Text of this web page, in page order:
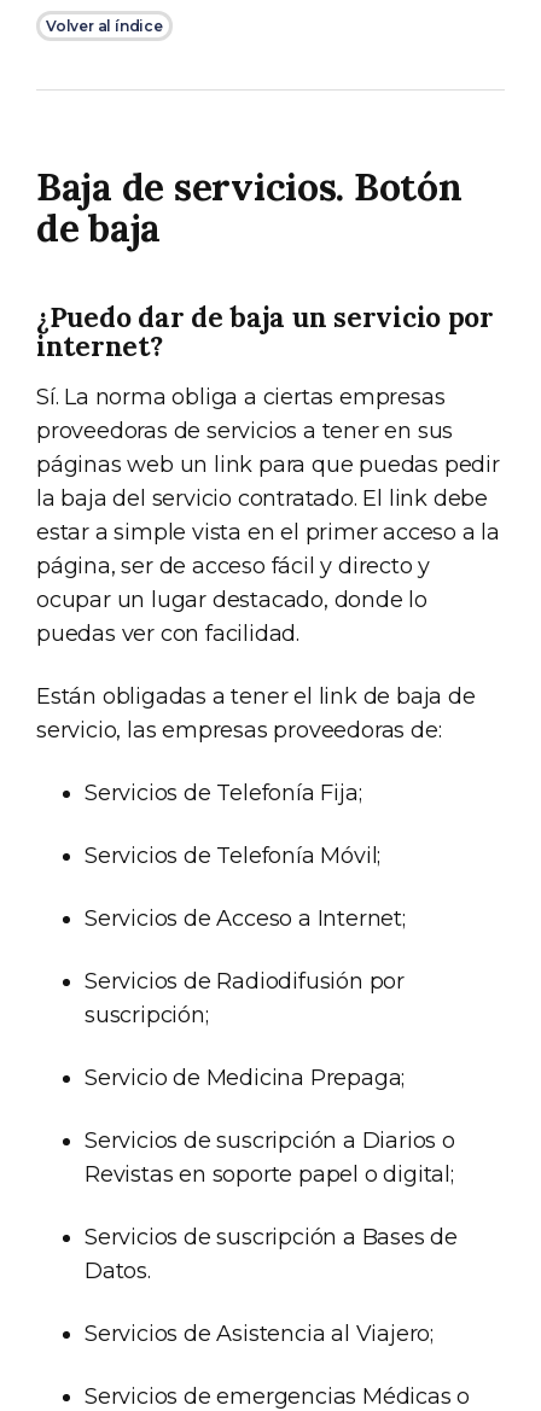
Volver al índice
Baja de servicios. Botón
de baja
¿Puedo dar de baja un servicio por
internet?
Sí. La norma obliga a ciertas empresas
proveedoras de servicios a tener en sus
páginas web un link para que puedas pedir
la baja del servicio contratado. El link debe
estar a simple vista en el primer acceso a la
página, ser de acceso fácil y directo y
ocupar un lugar destacado, donde lo
puedas ver con facilidad.
Están obligadas a tener el link de baja de
servicio, las empresas proveedoras de:
Servicios de Telefonía Fija;
Servicios de Telefonía Móvil;
Servicios de Acceso a Internet;
Servicios de Radiodifusión por
suscripción;
Servicio de Medicina Prepaga;
Servicios de suscripción a Diarios o
Revistas en soporte papel o digital;
Servicios de suscripción a Bases de
Datos.
Servicios de Asistencia al Viajero;
Servicios de emergencias Médicas o